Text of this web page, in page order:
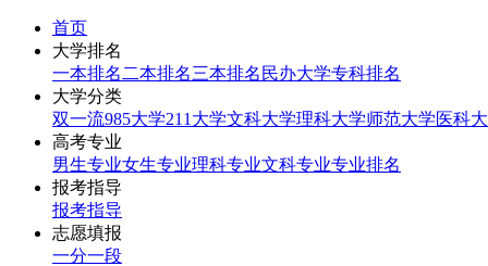
首页
大学排名
一本排名 二本排名三本排名 民办大学专科排名
大学分类
双一流985大学211大学文科大学理科大学师范大学医科
高考专业
男生专业女生专业理科专业文科专业专业排名
报考指导
报考指导
志愿填报
一分一段